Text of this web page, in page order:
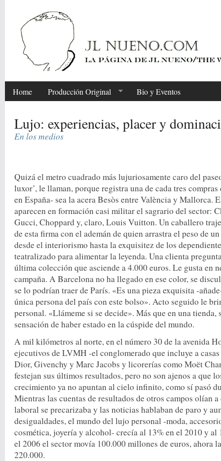
Home Producción Original Bio y Eventos
Lujo: experiencias, placer y
En los medios
Quizá el metro cuadrado más lujuriosamente caro del
luxor’, le llaman, porque registra una de cada tres
en España- sea la acera Besòs entre València y Mallorca.
aparecen en formación casi militar el sagrario del sector:
Gucci, Choppard y, claro, Louis Vuitton. Un caballero
de esta firma con el ademán de quien arrastra el peso de
desde el interiorismo hasta la exquisitez de los
teatralizado para alimentar la leyenda. Una clienta
última colección que asciende a 4.000 euros. Le gusta en
campaña. A Barcelona no ha llegado en ese color, se
se lo podrían traer de París. «Es una pieza exquisita -
única persona del país con este bolso». Acto seguido le
personal. «Llámeme si se decide». Más que en una tienda,
sensación de haber estado en la cúspide del mundo.
A mil kilómetros al norte, en el número 30 de la avenida
ejecutivos de LVMH -el conglomerado que incluye a
Dior, Givenchy y Marc Jacobs y licorerías como Moët
festejan sus últimos resultados, pero no son ajenos a que
crecimiento ya no apuntan al cielo infinito, como sí pasó
Mientras las cuentas de resultados de otros campos olían
laboral se precarizaba y las noticias hablaban de paro y
desigualdades, el mundo del lujo personal -moda,
cosmética, joyería y alcohol- crecía al 13% en el 2010 y al
el 2006 el sector movía 100.000 millones de euros, ahora
220.000.